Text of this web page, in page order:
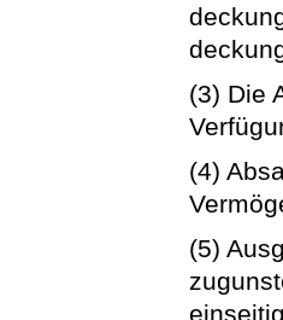
(3) Die
(4)
(5)